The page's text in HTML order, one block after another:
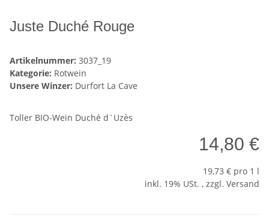
Juste Duché Rouge
Artikelnummer: 3037_19
Kategorie: Rotwein
Unsere Winzer: Durfort La Cave
Toller BIO-Wein Duché d`Uzès
14,80 €
19,73 € pro 1 l
inkl. 19% USt. , zzgl. Versand